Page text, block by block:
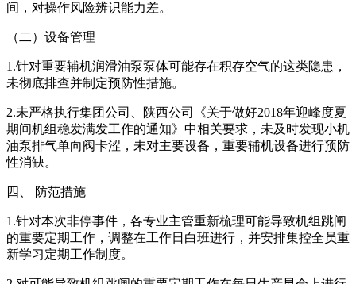
间，对操作风险辨识能力差。
（二）设备管理
1.针对重要辅机润滑油泵泵体可能存在积存空气的这类隐患，
未彻底排查并制定预防性措施。
2.未严格执行集团公司、陕西公司《关于做好2018年迎峰度夏
期间机组稳发满发工作的通知》中相关要求，未及时发现小机
油泵排气单向阀卡涩，未对主要设备，重要辅机设备进行预防
性消缺。
四、 防范措施
1.针对本次非停事件，各专业主管重新梳理可能导致机组跳闸
的重要定期工作，调整在工作日白班进行，并安排集控全员重
新学习定期工作制度。